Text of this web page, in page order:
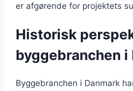
er afgørende for projektets
Historisk
byggebranchen i
Byggebranchen i Danmark